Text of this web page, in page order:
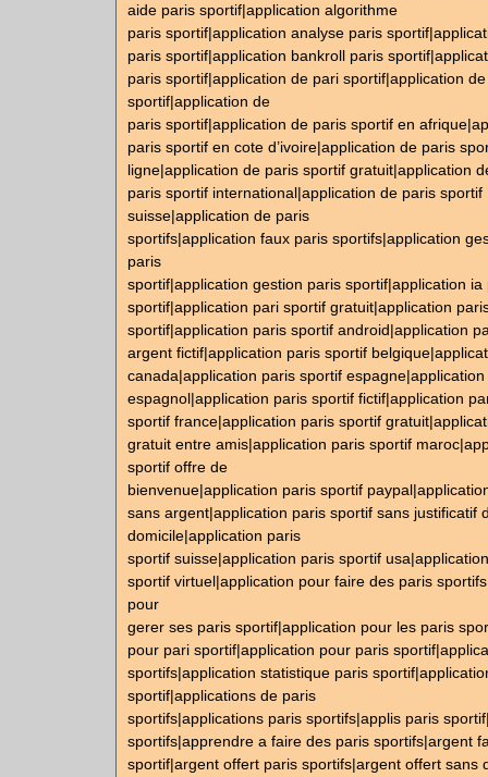
aide paris sportif|application algorithme
paris sportif|application analyse paris
paris sportif|application bankroll paris
paris sportif|application de pari sportif|application
sportif|application de
paris sportif|application de paris sportif en
paris sportif en cote d’ivoire|application de paris
ligne|application de paris sportif gratuit|application
paris sportif international|application de paris sportif
suisse|application de paris
sportifs|application faux paris sportifs|application
paris
sportif|application gestion paris sportif|application ia
sportif|application pari sportif gratuit|application
sportif|application paris sportif android|application
argent fictif|application paris sportif
canada|application paris sportif
espagnol|application paris sportif fictif|application
sportif france|application paris sportif
gratuit entre amis|application paris sportif
sportif offre de
bienvenue|application paris sportif
sans argent|application paris sportif sans justificatif
domicile|application paris
sportif suisse|application paris sportif
sportif virtuel|application pour faire des paris
pour
gerer ses paris sportif|application pour les paris
pour pari sportif|application pour paris
sportifs|application statistique paris
sportif|applications de paris
sportifs|applications paris sportifs|applis paris
sportifs|apprendre a faire des paris sportifs|argent
sportif|argent offert paris sportifs|argent offert sans